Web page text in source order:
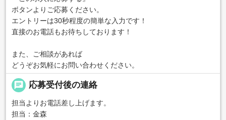
ボタンよりご応募ください。
エントリーは30秒程度の簡単な入力です！
直接のお電話もお待ちしております！
また、ご相談があれば
どうぞお気軽にお問い合わせください。
chat 応募受付後の連絡
担当よりお電話差し上げます。
担当：金森